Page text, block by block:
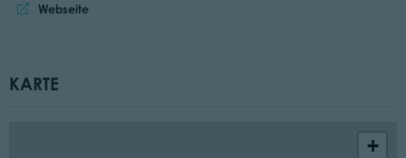
Website:
Webseite
KARTE
+